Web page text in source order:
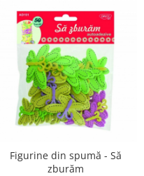
Figurine din spumă - Să
zburăm